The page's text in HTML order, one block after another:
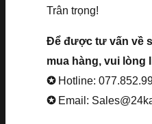
Trân trọng!
Để được tư vấn về
mua hàng, vui lòng
✪ Hotline:
✪ Email: